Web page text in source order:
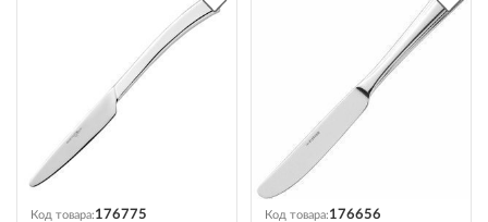
Код товара:176775 Код товара:176656